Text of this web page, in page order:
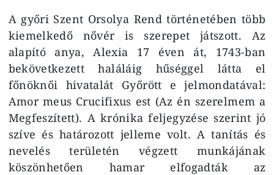
A győri Szent Orsolya Rend történetében több
kiemelkedő nővér is szerepet játszott. Az
alapító anya, Alexia 17 éven át, 1743-ban
bekövetkezett haláláig hűséggel látta el
főnöknői hivatalát Győrött e jelmondatával:
Amor meus Crucifixus est (Az én szerelmem a
Megfeszített). A krónika feljegyzése szerint jó
szíve és határozott jelleme volt. A tanítás és
nevelés területén végzett munkájának
köszönhetően hamar elfogadták az